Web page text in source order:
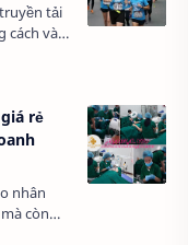
tải
cách và
thức rất
rẻ
nhân
còn
may